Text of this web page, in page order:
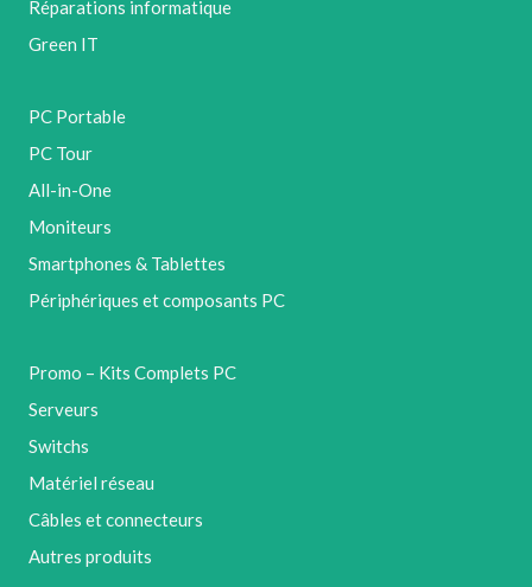
Réparations informatique
Green IT
PC Portable
PC Tour
All-in-One
Moniteurs
Smartphones & Tablettes
Périphériques et composants PC
Promo – Kits Complets PC
Serveurs
Switchs
Matériel réseau
Câbles et connecteurs
Autres produits